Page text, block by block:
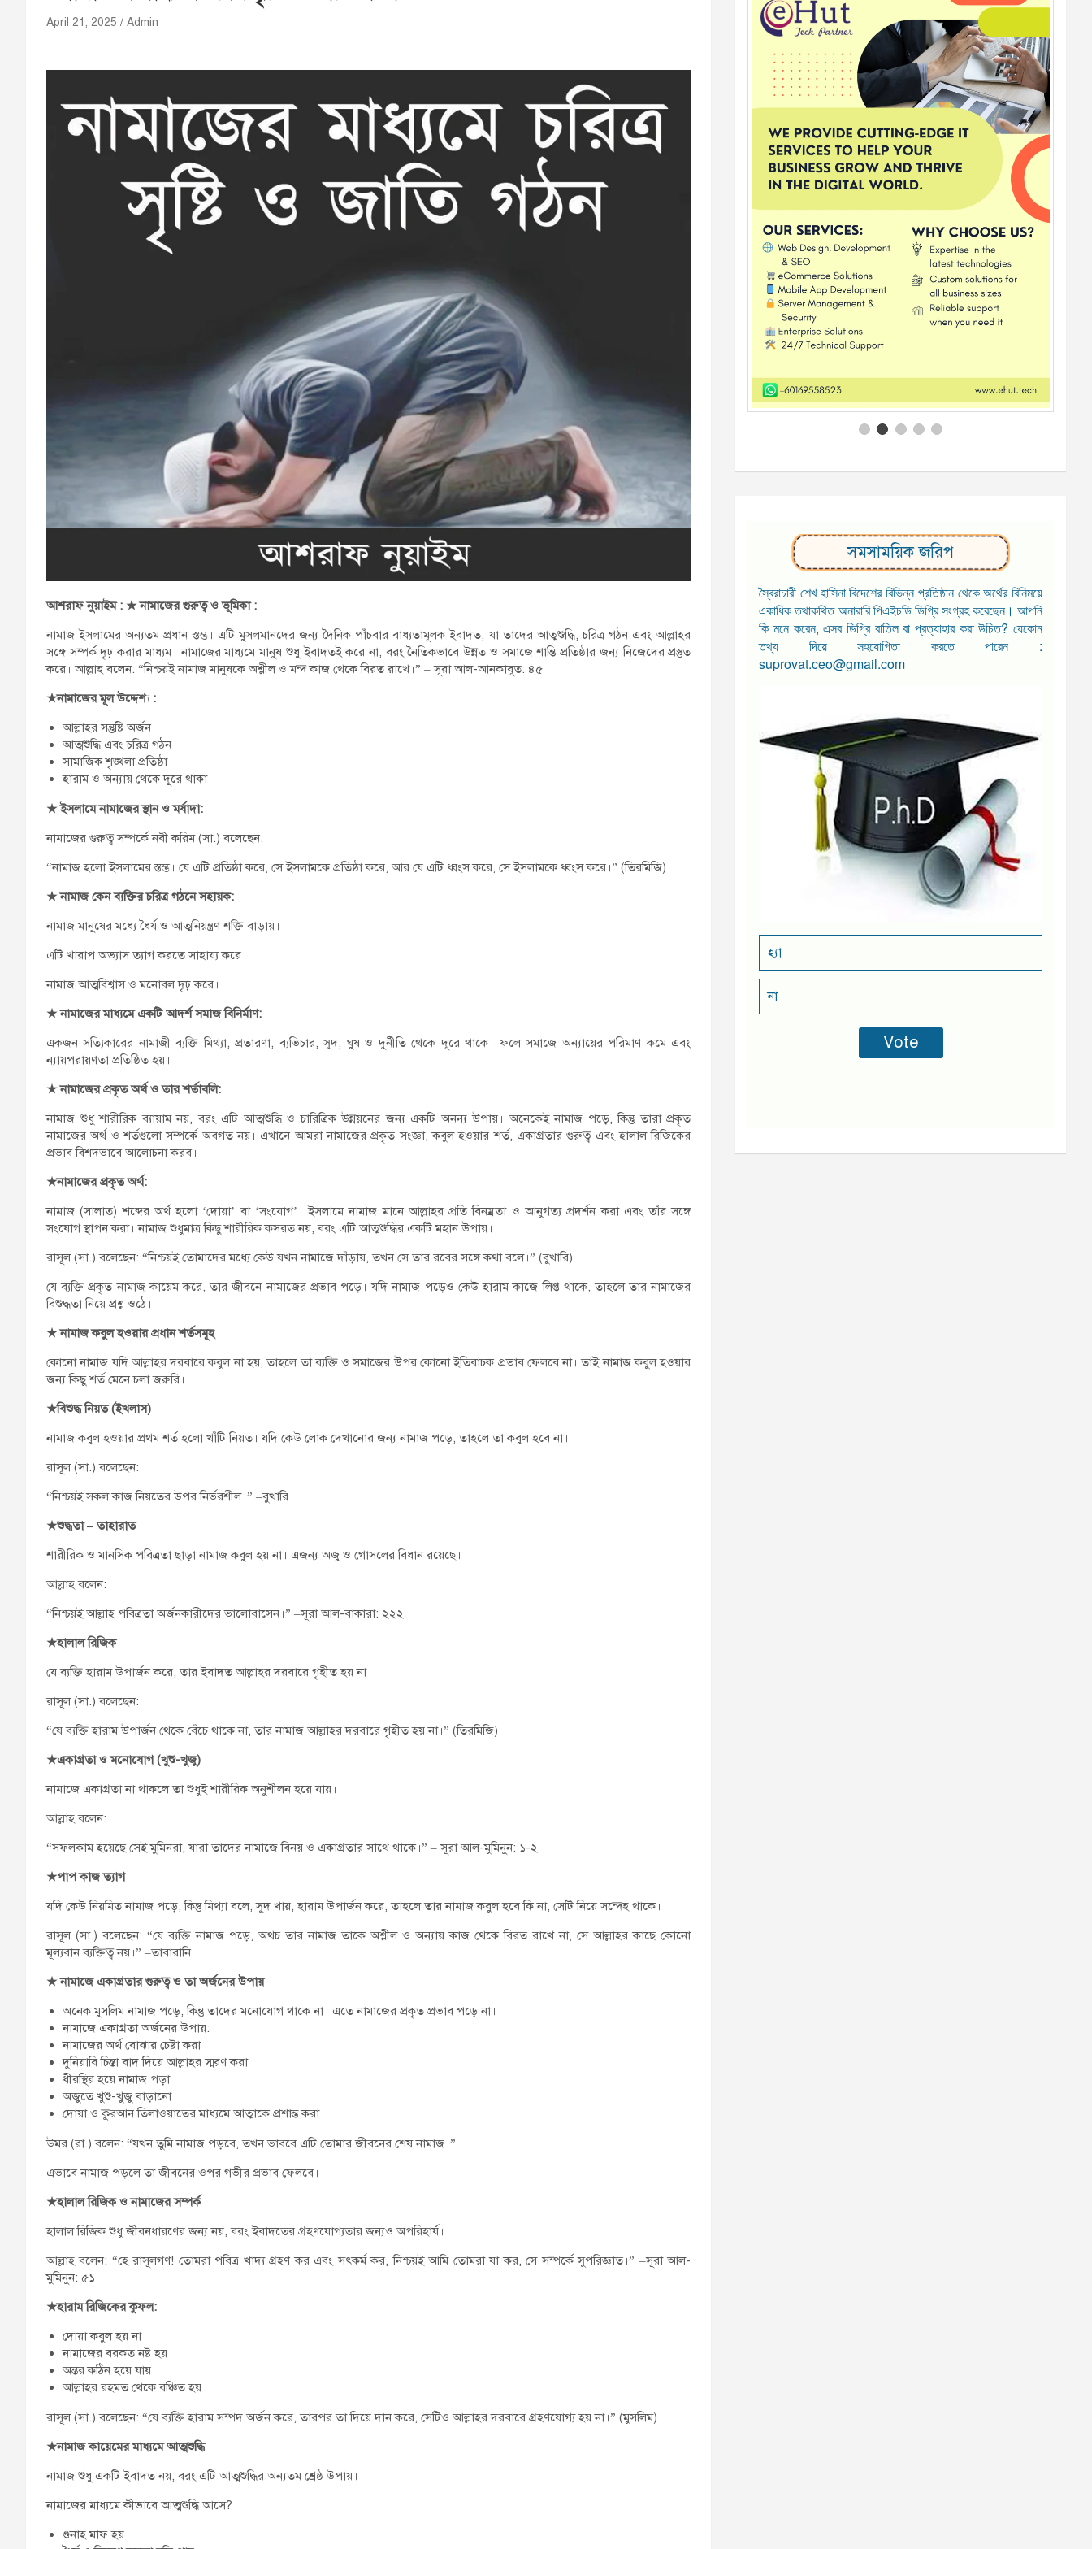
April 21, 2025 Admin
আশরাফ নুয়াইম : ★ নামাজের গুরুত্ব ও ভূমিকা :
নামাজ ইসলামের অন্যতম প্রধান স্তম্ভ। এটি মুসলমানদের জন্য দৈনিক পাঁচবার বাধ্যতামূলক ইবাদত, যা তাদের আত্মশুদ্ধি, চরিত্র গঠন এবং আল্লাহর
সঙ্গে সম্পর্ক দৃঢ় করার মাধ্যম। নামাজের মাধ্যমে মানুষ শুধু ইবাদতই করে না, বরং নৈতিকভাবে উন্নত ও সমাজে শান্তি প্রতিষ্ঠার জন্য নিজেদের প্রস্তুত
করে। আল্লাহ বলেন: “নিশ্চয়ই নামাজ মানুষকে অশ্লীল ও মন্দ কাজ থেকে বিরত রাখে।” – সূরা আল-আনকাবূত: ৪৫
★নামাজের মূল উদ্দেশ্য :
আল্লাহর সন্তুষ্টি অর্জন
আত্মশুদ্ধি এবং চরিত্র গঠন
সামাজিক শৃঙ্খলা প্রতিষ্ঠা
হারাম ও অন্যায় থেকে দূরে থাকা
★ ইসলামে নামাজের স্থান ও মর্যাদা:
নামাজের গুরুত্ব সম্পর্কে নবী করিম (সা.) বলেছেন:
“নামাজ হলো ইসলামের স্তম্ভ। যে এটি প্রতিষ্ঠা করে, সে ইসলামকে প্রতিষ্ঠা করে, আর যে এটি ধ্বংস করে, সে ইসলামকে ধ্বংস করে।” (তিরমিজি)
★ নামাজ কেন ব্যক্তির চরিত্র গঠনে সহায়ক:
নামাজ মানুষের মধ্যে ধৈর্য ও আত্মনিয়ন্ত্রণ শক্তি বাড়ায়।
এটি খারাপ অভ্যাস ত্যাগ করতে সাহায্য করে।
নামাজ আত্মবিশ্বাস ও মনোবল দৃঢ় করে।
★ নামাজের মাধ্যমে একটি আদর্শ সমাজ বিনির্মাণ:
একজন সত্যিকারের নামাজী ব্যক্তি মিথ্যা, প্রতারণা, ব্যভিচার, সুদ, ঘুষ ও দুর্নীতি থেকে দূরে থাকে। ফলে সমাজে অন্যায়ের পরিমাণ কমে এবং
ন্যায়পরায়ণতা প্রতিষ্ঠিত হয়।
★ নামাজের প্রকৃত অর্থ ও তার শর্তাবলি:
নামাজ শুধু শারীরিক ব্যায়াম নয়, বরং এটি আত্মশুদ্ধি ও চারিত্রিক উন্নয়নের জন্য একটি অনন্য উপায়। অনেকেই নামাজ পড়ে, কিন্তু তারা প্রকৃত
নামাজের অর্থ ও শর্তগুলো সম্পর্কে অবগত নয়। এখানে আমরা নামাজের প্রকৃত সংজ্ঞা, কবুল হওয়ার শর্ত, একাগ্রতার গুরুত্ব এবং হালাল রিজিকের
প্রভাব বিশদভাবে আলোচনা করব।
★নামাজের প্রকৃত অর্থ:
নামাজ (সালাত) শব্দের অর্থ হলো ‘দোয়া’ বা ‘সংযোগ’। ইসলামে নামাজ মানে আল্লাহর প্রতি বিনম্রতা ও আনুগত্য প্রদর্শন করা এবং তাঁর সঙ্গে
সংযোগ স্থাপন করা। নামাজ শুধুমাত্র কিছু শারীরিক কসরত নয়, বরং এটি আত্মশুদ্ধির একটি মহান উপায়।
রাসূল (সা.) বলেছেন: “নিশ্চয়ই তোমাদের মধ্যে কেউ যখন নামাজে দাঁড়ায়, তখন সে তার রবের সঙ্গে কথা বলে।” (বুখারি)
যে ব্যক্তি প্রকৃত নামাজ কায়েম করে, তার জীবনে নামাজের প্রভাব পড়ে। যদি নামাজ পড়েও কেউ হারাম কাজে লিপ্ত থাকে, তাহলে তার নামাজের
বিশুদ্ধতা নিয়ে প্রশ্ন ওঠে।
★ নামাজ কবুল হওয়ার প্রধান শর্তসমূহ
কোনো নামাজ যদি আল্লাহর দরবারে কবুল না হয়, তাহলে তা ব্যক্তি ও সমাজের উপর কোনো ইতিবাচক প্রভাব ফেলবে না। তাই নামাজ কবুল হওয়ার
জন্য কিছু শর্ত মেনে চলা জরুরি।
★বিশুদ্ধ নিয়ত (ইখলাস)
নামাজ কবুল হওয়ার প্রথম শর্ত হলো খাঁটি নিয়ত। যদি কেউ লোক দেখানোর জন্য নামাজ পড়ে, তাহলে তা কবুল হবে না।
রাসূল (সা.) বলেছেন:
“নিশ্চয়ই সকল কাজ নিয়তের উপর নির্ভরশীল।” –বুখারি
★শুদ্ধতা–তাহারাত
শারীরিক ও মানসিক পবিত্রতা ছাড়া নামাজ কবুল হয় না। এজন্য অজু ও গোসলের বিধান রয়েছে।
আল্লাহ বলেন:
“নিশ্চয়ই আল্লাহ পবিত্রতা অর্জনকারীদের ভালোবাসেন।” –সূরা আল-বাকারা: ২২২
★হালাল রিজিক
যে ব্যক্তি হারাম উপার্জন করে, তার ইবাদত আল্লাহর দরবারে গৃহীত হয় না।
রাসূল (সা.) বলেছেন:
“যে ব্যক্তি হারাম উপার্জন থেকে বেঁচে থাকে না, তার নামাজ আল্লাহর দরবারে গৃহীত হয় না।” (তিরমিজি)
★একাগ্রতা ও মনোযোগ (খুশু-খুজু)
নামাজে একাগ্রতা না থাকলে তা শুধুই শারীরিক অনুশীলন হয়ে যায়।
আল্লাহ বলেন:
“সফলকাম হয়েছে সেই মুমিনরা, যারা তাদের নামাজে বিনয় ও একাগ্রতার সাথে থাকে।” – সূরা আল-মুমিনুন: ১-২
★পাপ কাজ ত্যাগ
যদি কেউ নিয়মিত নামাজ পড়ে, কিন্তু মিথ্যা বলে, সুদ খায়, হারাম উপার্জন করে, তাহলে তার নামাজ কবুল হবে কি না, সেটি নিয়ে সন্দেহ থাকে।
রাসূল (সা.) বলেছেন: “যে ব্যক্তি নামাজ পড়ে, অথচ তার নামাজ তাকে অশ্লীল ও অন্যায় কাজ থেকে বিরত রাখে না, সে আল্লাহর কাছে কোনো
মূল্যবান ব্যক্তিত্ব নয়।” –তাবারানি
★ নামাজে একাগ্রতার গুরুত্ব ও তা অর্জনের উপায়
অনেক মুসলিম নামাজ পড়ে, কিন্তু তাদের মনোযোগ থাকে না। এতে নামাজের প্রকৃত প্রভাব পড়ে না।
নামাজে একাগ্রতা অর্জনের উপায়:
নামাজের অর্থ বোঝার চেষ্টা করা
দুনিয়াবি চিন্তা বাদ দিয়ে আল্লাহর স্মরণ করা
ধীরস্থির হয়ে নামাজ পড়া
অজুতে খুশু-খুজু বাড়ানো
দোয়া ও কুরআন তিলাওয়াতের মাধ্যমে আত্মাকে প্রশান্ত করা
উমর (রা.) বলেন: “যখন তুমি নামাজ পড়বে, তখন ভাববে এটি তোমার জীবনের শেষ নামাজ।”
এভাবে নামাজ পড়লে তা জীবনের ওপর গভীর প্রভাব ফেলবে।
★হালাল রিজিক ও নামাজের সম্পর্ক
হালাল রিজিক শুধু জীবনধারণের জন্য নয়, বরং ইবাদতের গ্রহণযোগ্যতার জন্যও অপরিহার্য।
আল্লাহ বলেন: “হে রাসূলগণ! তোমরা পবিত্র খাদ্য গ্রহণ কর এবং সৎকর্ম কর, নিশ্চয়ই আমি তোমরা যা কর, সে সম্পর্কে সুপরিজ্ঞাত।” –সূরা আল-
মুমিনুন: ৫১
★হারাম রিজিকের কুফল:
দোয়া কবুল হয় না
নামাজের বরকত নষ্ট হয়
অন্তর কঠিন হয়ে যায়
আল্লাহর রহমত থেকে বঞ্চিত হয়
রাসূল (সা.) বলেছেন: “যে ব্যক্তি হারাম সম্পদ অর্জন করে, তারপর তা দিয়ে দান করে, সেটিও আল্লাহর দরবারে গ্রহণযোগ্য হয় না।” (মুসলিম)
★নামাজ কায়েমের মাধ্যমে আত্মশুদ্ধি
নামাজ শুধু একটি ইবাদত নয়, বরং এটি আত্মশুদ্ধির অন্যতম শ্রেষ্ঠ উপায়।
নামাজের মাধ্যমে কীভাবে আত্মশুদ্ধি আসে?
গুনাহ মাফ হয়
সমসাময়িক জরিপ
স্বৈরাচারী শেখ হাসিনা বিদেশের বিভিন্ন প্রতিষ্ঠান থেকে অর্থের বিনিময়ে
একাধিক তথাকথিত অনারারি পিএইচডি ডিগ্রি সংগ্রহ করেছেন। আপনি
কি মনে করেন, এসব ডিগ্রি বাতিল বা প্রত্যাহার করা উচিত? যেকোন
তথ্য দিয়ে সহযোগিতা করতে পারেন :
suprovat.ceo@gmail.com
হ্যা
না